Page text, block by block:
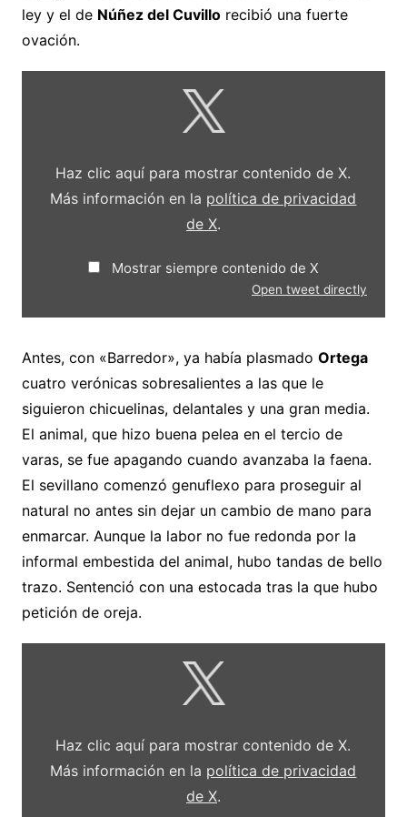
ley y el de Núñez del Cuvillorecibió una fuerte
ovación.
contenido
de
X
Haz clic aquí para mostrar contenido de X.
Más información en la política de privacidad
de X.
Mostrar siempre contenido de X
Open tweet directly
Antes, con «Barredor», ya había plasmado Ortega
cuatro verónicas sobresalientes a las que le
siguieron chicuelinas, delantales y una gran media.
El animal, que hizo buena pelea en el tercio de
varas, se fue apagando cuando avanzaba la faena.
El sevillano comenzó genuflexo para proseguir al
natural no antes sin dejar un cambio de mano para
enmarcar. Aunque la labor no fue redonda por la
informal embestida del animal, hubo tandas de bello
trazo. Sentenció con una estocada tras la que hubo
petición de oreja.
Haz clic aquí para mostrar contenido de X.
Más información en la política de privacidad
de X.